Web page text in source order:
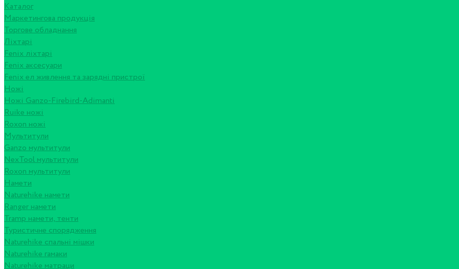
Каталог
Маркетингова продукція
Торгове обладнання
Ліхтарі
Fenix ліхтарі
Fenix аксесуари
Fenix ел живлення та зарядні пристрої
Ножі
Ножі Ganzo-Firebird-Adimanti
Ruike ножі
Roxon ножi
Мультитули
Ganzo мультитули
NexTool мультитули
Roxon мультитули
Намети
Naturehike намети
Ranger намети
Tramp намети, тенти
Туристичне спорядження
Naturehike спальні мішки
Naturehike гамаки
Naturehike матраци